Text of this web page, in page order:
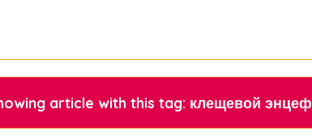
article with this tag: клещевой